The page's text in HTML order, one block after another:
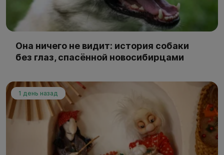
Она ничего не видит: история собаки
без глаз, спасённой новосибирцами
1 день назад